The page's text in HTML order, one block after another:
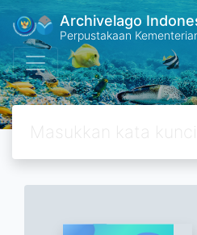
Archivelago
Perpustakaan